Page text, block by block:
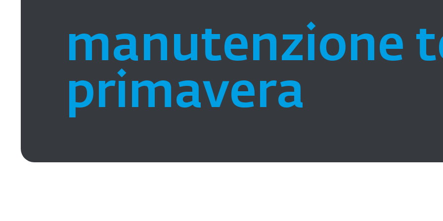
manutenzione
primavera